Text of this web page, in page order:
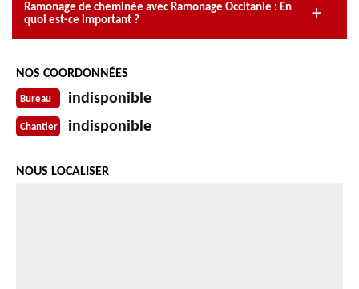
Ramonage de cheminée avec Ramonage Occitanie : En
quoi est-ce important ?
NOS COORDONNÉES
Bureau indisponible
Chantier indisponible
NOUS LOCALISER